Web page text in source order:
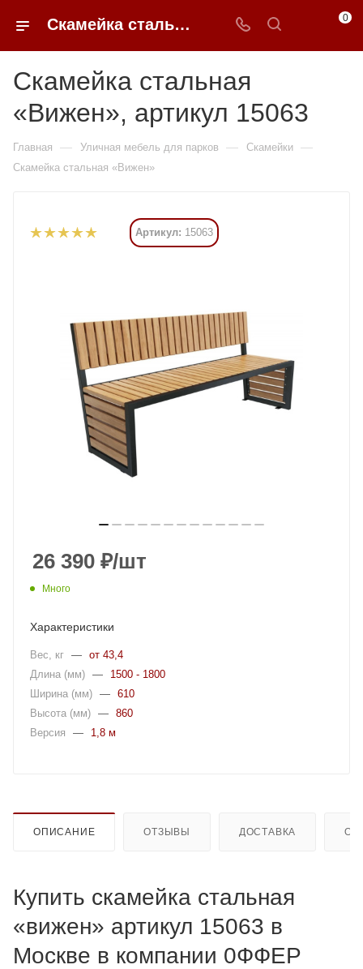
Скамейка стальная «Вижен» купить в Москве от 22 420 ₽ - 0FFER 0
Скамейка стальная
«Вижен», артикул 15063
Главная — Уличная мебель для парков — Скамейки —
Скамейка стальная «Вижен»
Артикул: 15063
26 390 ₽/шт
Много
Характеристики
Вес, кг — от 43,4
Длина (мм) —
1500 - 1800
Ширина (мм) — 610
Высота (мм) — 860
Версия
— 1,8 м
ОПИСАНИЕ ОТЗЫВЫ ДОСТАВКА
Купить скамейка стальная
«вижен» артикул 15063 в
Москве в компании 0ФФЕР